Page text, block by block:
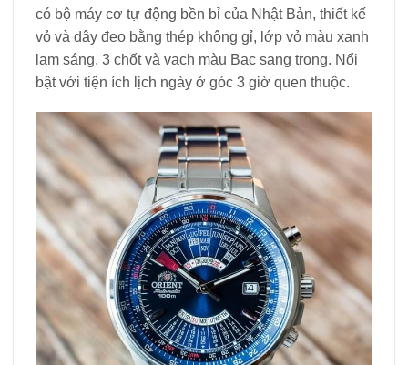
có bộ máy cơ tự động bền bỉ của Nhật Bản, thiết kế
vỏ và dây đeo bằng thép không gỉ, lớp vỏ màu xanh
lam sáng, 3 chốt và vạch màu Bạc sang trọng. Nổi
bật với tiện ích lịch ngày ở góc 3 giờ quen thuộc.